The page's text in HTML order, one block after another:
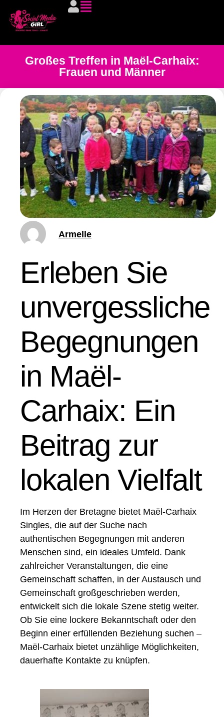
Großes Treffen in Maël-Carhaix:
Frauen und Männer
Armelle
Erleben Sie
unvergessliche
Begegnungen
in Maël-
Carhaix: Ein
Beitrag zur
lokalen Vielfalt
Im Herzen der Bretagne bietet Maël-Carhaix
Singles, die auf der Suche nach
authentischen Begegnungen mit anderen
Menschen sind, ein ideales Umfeld. Dank
zahlreicher Veranstaltungen, die eine
Gemeinschaft schaffen, in der Austausch und
Gemeinschaft großgeschrieben werden,
entwickelt sich die lokale Szene stetig weiter.
Ob Sie eine lockere Bekanntschaft oder den
Beginn einer erfüllenden Beziehung suchen –
Maël-Carhaix bietet unzählige Möglichkeiten,
dauerhafte Kontakte zu knüpfen.